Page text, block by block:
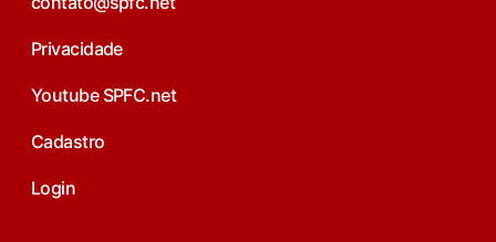
Privacidade
Youtube SPFC.net
Cadastro
Login